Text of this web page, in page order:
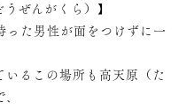
ぜんがくら）】
った男性が面をつけずに一
るこの場所も高天原（た